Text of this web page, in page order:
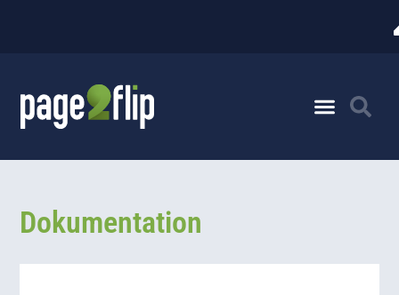
Dokumentation